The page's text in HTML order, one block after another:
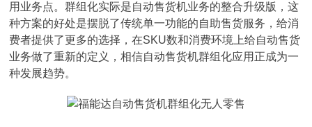
用业务点。群组化实际是自动售货机业务的整合升级版，这
种方案的好处是摆脱了传统单一功能的自助售货服务，给消
费者提供了更多的选择，在SKU数和消费环境上给自动售货
业务做了重新的定义，相信自动售货机群组化应用正成为一
种发展趋势。